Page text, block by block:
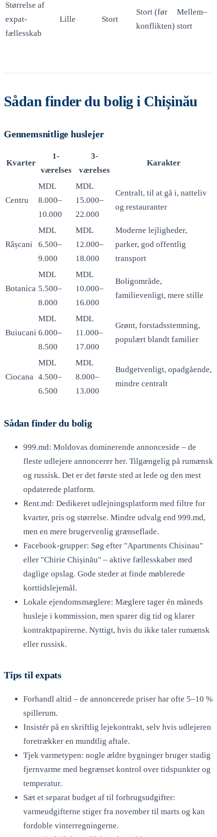
Størrelse af
expat-
fællesskab
Lille Stort
Stort (før
konflikten)
Mellem–
stort
Sådan finder du bolig i Chișinău
Gennemsnitlige huslejer
Kvarter
1-
værelses
3-
værelses
Karakter
Centru
MDL
8.000–
10.000
MDL
15.000–
22.000
Centralt, til at gå i, natteliv
og restauranter
Râșcani
MDL
6.500–
9.000
MDL
12.000–
18.000
Moderne lejligheder,
parker, god offentlig
transport
Botanica
MDL
5.500–
8.000
MDL
10.000–
16.000
Boligområde,
familievenligt, mere stille
Buiucani
MDL
6.000–
8.500
MDL
11.000–
17.000
Grønt, forstadsstemning,
populært blandt familier
Ciocana
MDL
4.500–
6.500
MDL
8.000–
13.000
Budgetvenligt, opadgående,
mindre centralt
Sådan finder du bolig
999.md: Moldovas dominerende annonceside – de
fleste udlejere annoncerer her. Tilgængelig på rumænsk
og russisk. Det er det første sted at lede og den mest
opdaterede platform.
Rent.md: Dedikeret udlejningsplatform med filtre for
kvarter, pris og størrelse. Mindre udvalg end 999.md,
men en mere brugervenlig grænseflade.
Facebook-grupper: Søg efter "Apartments Chisinau"
eller "Chirie Chișinău" – aktive fællesskaber med
daglige opslag. Gode steder at finde møblerede
korttidslejemål.
Lokale ejendomsmæglere: Mæglere tager én måneds
husleje i kommission, men sparer dig tid og klarer
kontraktpapirerne. Nyttigt, hvis du ikke taler rumænsk
eller russisk.
Tips til expats
Forhandl altid – de annoncerede priser har ofte 5–10 %
spillerum.
Insistér på en skriftlig lejekontrakt, selv hvis udlejeren
foretrækker en mundtlig aftale.
Tjek varmetypen: nogle ældre bygninger bruger stadig
fjernvarme med begrænset kontrol over tidspunkter og
temperatur.
Sæt et separat budget af til forbrugsudgifter:
varmeudgifterne stiger fra november til marts og kan
fordoble vinterregningerne.